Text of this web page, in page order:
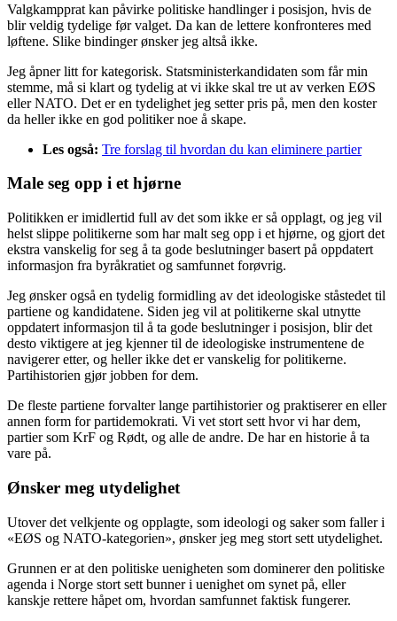
Valgkampprat kan påvirke politiske handlinger i posisjon, hvis de
blir veldig tydelige før valget. Da kan de lettere konfronteres med
løftene. Slike bindinger ønsker jeg altså ikke.
Jeg åpner litt for kategorisk. Statsministerkandidaten som får min
stemme, må si klart og tydelig at vi ikke skal tre ut av verken EØS
eller NATO. Det er en tydelighet jeg setter pris på, men den koster
da heller ikke en god politiker noe å skape.
Les også: Tre forslag til hvordan du kan eliminere partier
Male seg opp i et hjørne
Politikken er imidlertid full av det som ikke er så opplagt, og jeg vil
helst slippe politikerne som har malt seg opp i et hjørne, og gjort det
ekstra vanskelig for seg å ta gode beslutninger basert på oppdatert
informasjon fra byråkratiet og samfunnet forøvrig.
Jeg ønsker også en tydelig formidling av det ideologiske ståstedet til
partiene og kandidatene. Siden jeg vil at politikerne skal utnytte
oppdatert informasjon til å ta gode beslutninger i posisjon, blir det
desto viktigere at jeg kjenner til de ideologiske instrumentene de
navigerer etter, og heller ikke det er vanskelig for politikerne.
Partihistorien gjør jobben for dem.
De fleste partiene forvalter lange partihistorier og praktiserer en eller
annen form for partidemokrati. Vi vet stort sett hvor vi har dem,
partier som KrF og Rødt, og alle de andre. De har en historie å ta
vare på.
Ønsker meg utydelighet
Utover det velkjente og opplagte, som ideologi og saker som faller i
«EØS og NATO-kategorien», ønsker jeg meg stort sett utydelighet.
Grunnen er at den politiske uenigheten som dominerer den politiske
agenda i Norge stort sett bunner i uenighet om synet på, eller
kanskje rettere håpet om, hvordan samfunnet faktisk fungerer.